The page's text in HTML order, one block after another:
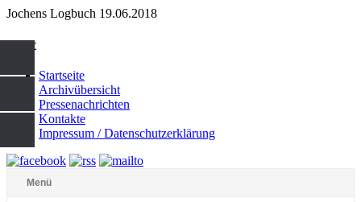
Jochens Logbuch 19.06.2018
start
Startseite
Archivübersicht
Pressenachrichten
Kontakte
Impressum / Datenschutzerklärung
Menü